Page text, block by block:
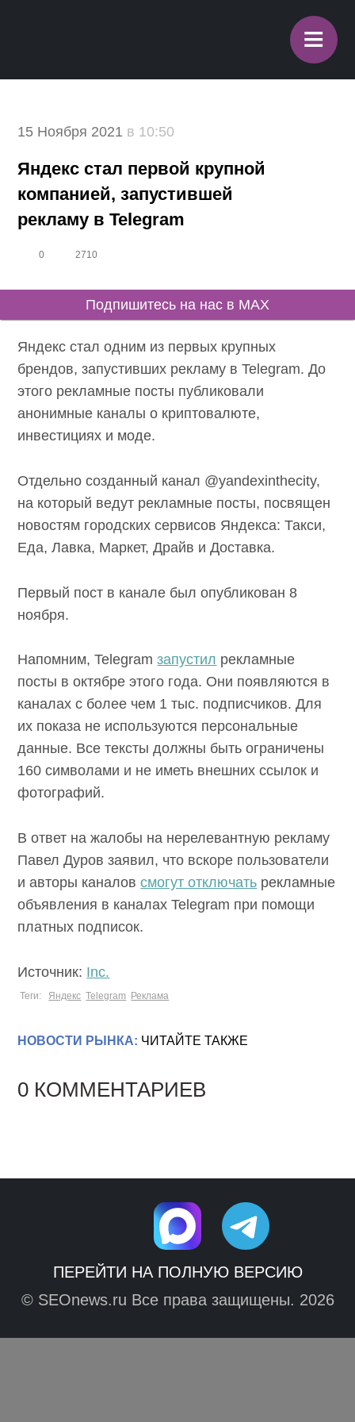
≡
15 Ноября 2021 в 10:50
Яндекс стал первой крупной
компанией, запустившей
рекламу в Telegram
0 2710
Подпишитесь на нас в MAX
Яндекс стал одним из первых крупных
брендов, запустивших рекламу в Telegram. До
этого рекламные посты публиковали
анонимные каналы о криптовалюте,
инвестициях и моде.
Отдельно созданный канал @yandexinthecity,
на который ведут рекламные посты, посвящен
новостям городских сервисов Яндекса: Такси,
Еда, Лавка, Маркет, Драйв и Доставка.
Первый пост в канале был опубликован 8
ноября.
Напомним, Telegramзапустил рекламные
посты в октябре этого года. Они появляются в
каналах с более чем 1 тыс. подписчиков. Для
их показа не используются персональные
данные. Все тексты должны быть ограничены
160 символами и не иметь внешних ссылок и
фотографий.
В ответ на жалобы на нерелевантную рекламу
Павел Дуров заявил, что вскоре пользователи
и авторы каналовсмогут отключать рекламные
объявления в каналах Telegram при помощи
платных подписок.
Источник: Inc.
Теги: Яндекс Telegram Реклама
НОВОСТИ РЫНКА: ЧИТАЙТЕ ТАКЖЕ
0 КОММЕНТАРИЕВ
ПЕРЕЙТИ НА ПОЛНУЮ ВЕРСИЮ
© SEOnews.ru Все права защищены. 2026